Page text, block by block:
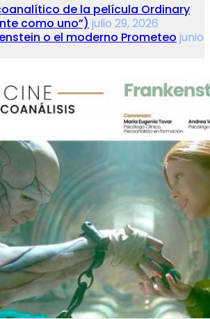
de la película Ordinary
como uno”) julio 29, 2026
o el moderno Prometeo junio